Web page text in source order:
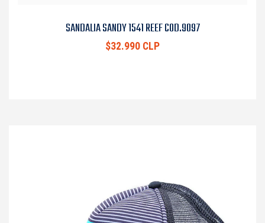
SANDALIA SANDY 1541 REEF COD.9097
$32.990 CLP